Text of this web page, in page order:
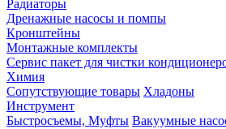
Радиаторы
Дренажные насосы и помпы
Кронштейны
Монтажные комплекты
Сервис пакет для чистки
Химия
Сопутствующие товары Хладоны
Инструмент
Быстросъемы, Муфты Вакуумные